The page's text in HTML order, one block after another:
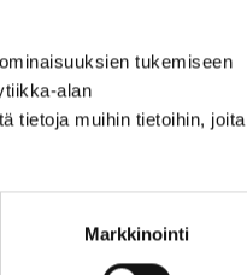
tukemiseen
alan
tietoja muihin tietoihin, joita
Markkinointi